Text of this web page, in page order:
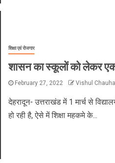
शिक्षा एवं रोजगार
शासन का स्कूलों को लेकर
February 27, 2022 Vishul
देहरादून- उत्तराखंड में 1 मार्च से
हो रही है, ऐसे में शिक्षा महकमे के...